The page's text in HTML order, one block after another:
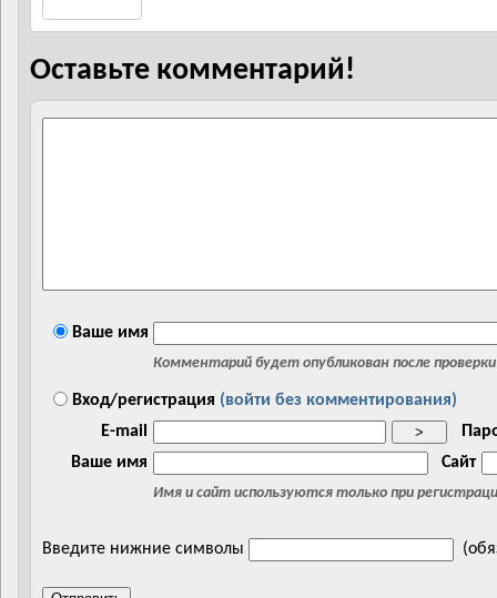
Оставьте комментарий!
Ваше имя
Комментарий будет опубликован после проверки
Вход/регистрация (войти без комментирования)
E-mail
>
Ваше имя
Сайт
Имя и сайт используются только при
Введите нижние символы